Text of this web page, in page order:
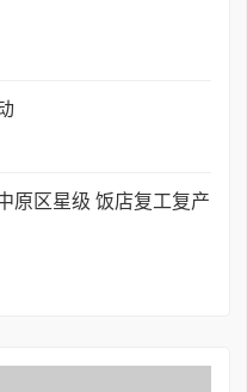
原区星级 饭店复工复产